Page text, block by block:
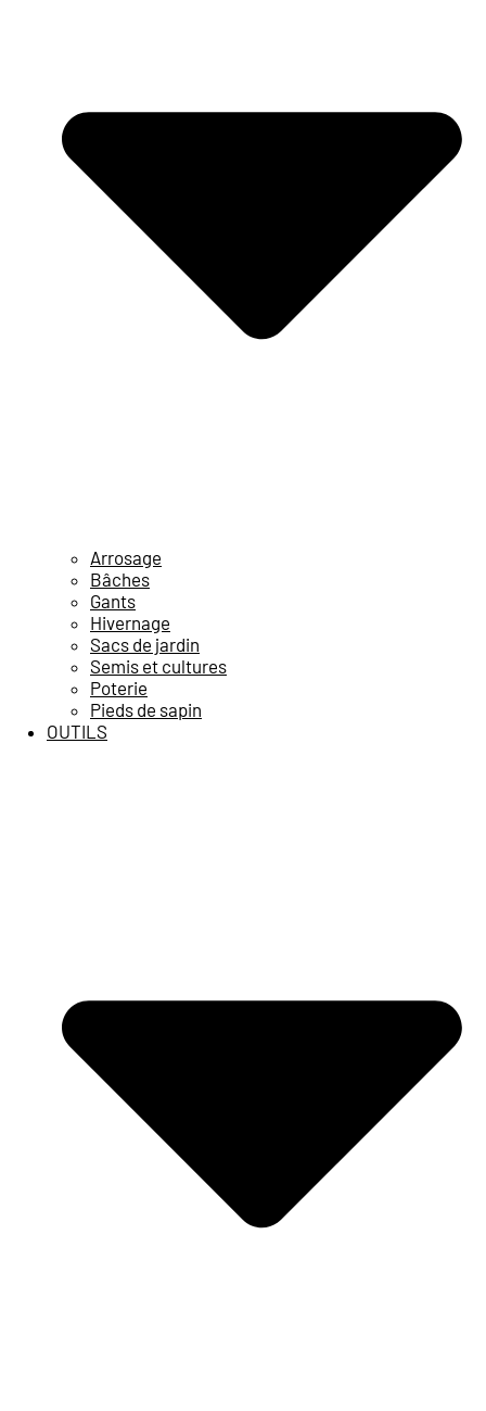
Arrosage
Bâches
Gants
Hivernage
Sacs de jardin
Semis et cultures
Poterie
Pieds de sapin
OUTILS